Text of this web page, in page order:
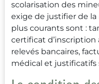
scolarisation des
exige de justifier de la
plus courants sont :
certificat
relevés bancaires,
médical et justificatifs